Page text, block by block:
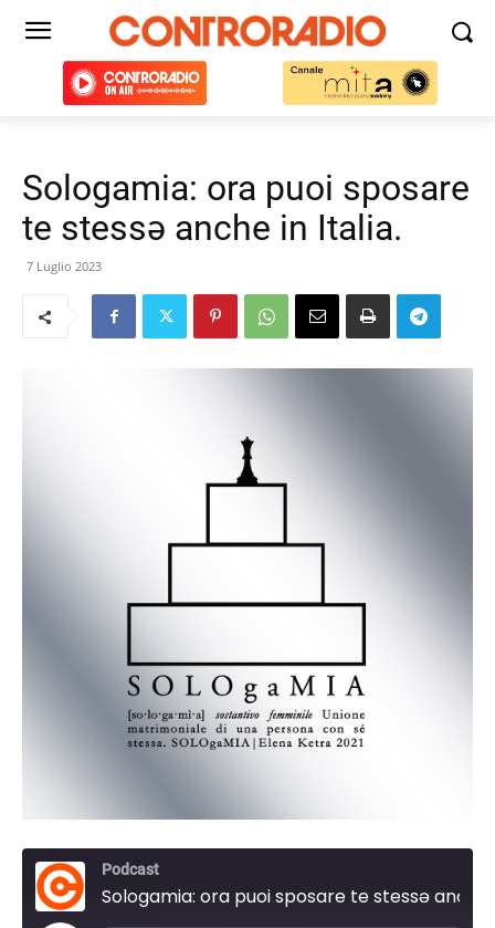
Sologamia: ora puoi sposare
te stessə anche in Italia.
7 Luglio 2023
Podcast